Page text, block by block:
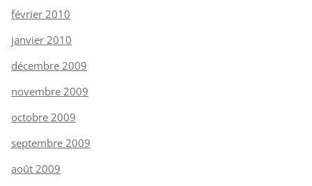
février 2010
janvier 2010
décembre 2009
novembre 2009
octobre 2009
septembre 2009
août 2009